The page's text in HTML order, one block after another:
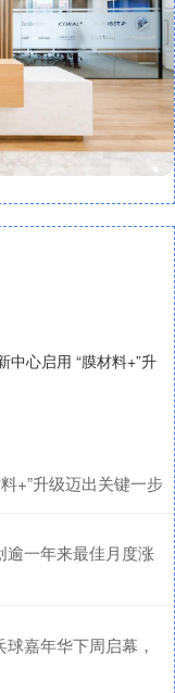
中心启用 “膜材料+”升
+”升级迈出关键一步
逾一年来最佳月度涨
嘉年华下周启幕，